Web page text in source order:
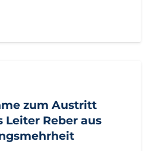
zum Austritt
Leiter Reber aus